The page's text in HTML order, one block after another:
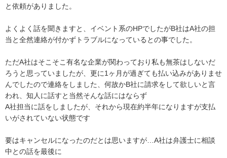
と依頼がありました。
よくよく話を聞きますと、イベント系のHPでしたがB社はA社の担
当と全然連絡が付かずトラブルになっているとの事でした。
ただA社はそこそこ有名な企業が関わっており私も無茶はしないだ
ろうと思っていましたが、更に1ヶ月が過ぎても払い込みがありませ
んでしたので連絡をしました、何故かB社に請求をして欲しいと言
われ、知人に話すと当然そんな話にはならず
A社担当に話をしましたが、それから現在約半年になりますが支払
いがされていない状態です
要はキャンセルになったのだとは思いますが…A社は弁護士に相談
中との話を最後に